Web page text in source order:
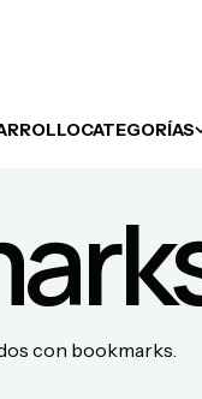
CATEGORÍAS
con bookmarks.